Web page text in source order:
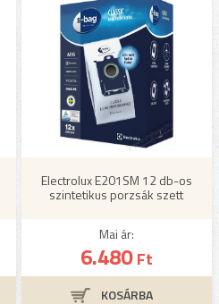
Electrolux E201SM 12 db-os
szintetikus porzsák szett
Mai ár:
6.480Ft